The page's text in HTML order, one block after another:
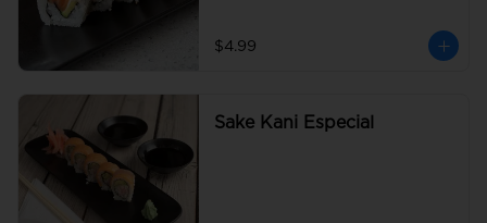
$4.99
Sake Kani Especial